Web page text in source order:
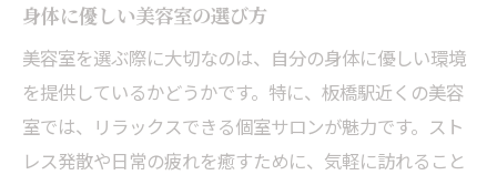
プライベート空間でのリラックス効果
緊張せずに楽しめる美容体験
ストレスフリーな美容室の選び方
心地よいプライベートタイムを板橋駅で
身体に優しい美容室の選び方
美容室を選ぶ際に大切なのは、自分の身体に優しい環境
を提供しているかどうかです。特に、板橋駅近くの美容
室では、リラックスできる個室サロンが魅力です。スト
レス発散や日常の疲れを癒すために、気軽に訪れること